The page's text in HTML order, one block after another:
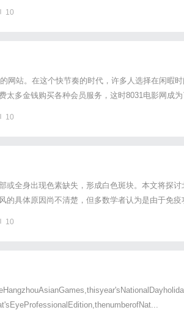
备丰富的临床经验和先进的治疗设备。首先，
型和程度。他们会根据患者的具体情...
10
网站。在这个快节奏的时代，许多人选择在闲暇时
太多金钱购买各种会员服务，这时8031电影网成为
源，无论是国产剧还是海外剧，都可以在这里找到
之相关的搜索结果。点击想要...
10
或全身出现色素缺失，形成白色斑块。本文将探讨
的具体原因尚不清楚，但多数学者认为是由于免疫
京白癜风可能与遗传、免疫、环境因素及自身免
一，有家族史的患者发病率更高。免疫方面...
10